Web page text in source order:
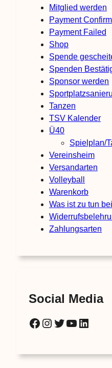
Mitglied werden
Payment
Payment Failed
Shop
Spende
Spenden
Sponsor werden
Tanzen
TSV Kalender
Ü40
Spielplan/
Vereinsheim
Versandarten
Volleyball
Warenkorb
Was ist zu tun
Zahlungsarten
Social Media
Facebook Instagram Twitter YouTube LinkedIn